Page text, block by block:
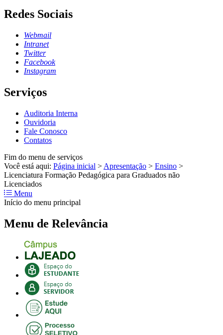
Redes Sociais
Webmail
Intranet
Twitter
Facebook
Instagram
Serviços
Auditoria Interna
Ouvidoria
Fale Conosco
Contatos
Fim do menu de serviços
Você está aqui: Página inicial > Apresentação > Ensino >
Licenciatura Formação Pedagógica para Graduados não
Licenciados
Menu
Início do menu principal
Menu de Relevância